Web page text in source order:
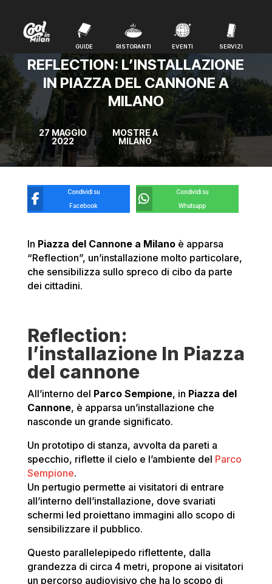
GUIDE RISTORANTI EVENTI SERVIZI
GUIDE RISTORANTI EVENTI SERVIZI
REFLECTION: L’INSTALLAZIONE
IN PIAZZA DEL CANNONE A
MILANO
27 MAGGIO
2022
MOSTRE A
MILANO
Condividi su
Facebook
Condividi su
Whatsapp
In Piazza del Cannone a Milanoè apparsa
“Reflection”, un’installazione molto particolare,
che sensibilizza sullo spreco di cibo da parte
dei cittadini.
Reflection:
l’installazione In Piazza
del cannone
All’interno del Parco Sempione, in Piazza del
Cannone, è apparsa un’installazione che
nasconde un grande significato.
Un prototipo di stanza, avvolta da pareti a
specchio, riflette il cielo e l’ambiente del Parco
Sempione.
Un pertugio permette ai visitatori di entrare
all’interno dell’installazione, dove svariati
schermi led proiettano immagini allo scopo di
sensibilizzare il pubblico.
Questo parallelepipedo riflettente, dalla
grandezza di circa 4 metri, propone ai visitatori
un percorso audiovisivo che ha lo scopo di